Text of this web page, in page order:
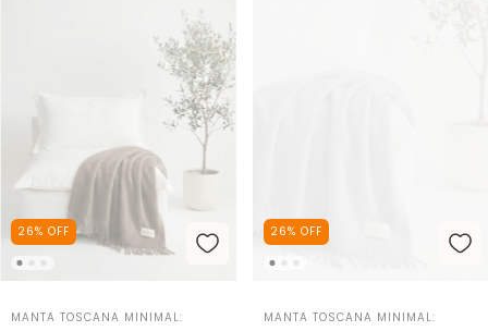
26% OFF
MANTA TOSCANA MINIMAL:
26% OFF
MANTA TOSCANA MINIMAL: